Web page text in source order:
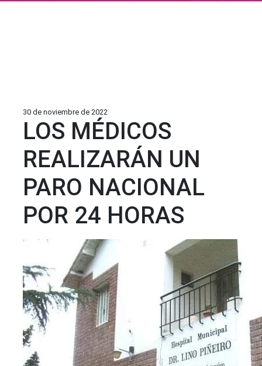
30 de noviembre de 2022
LOS MÉDICOS
REALIZARÁN UN
PARO NACIONAL
POR 24 HORAS